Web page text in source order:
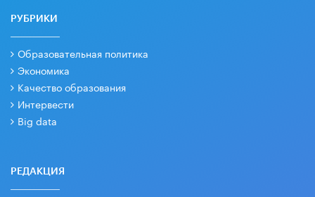
РУБРИКИ
Образовательная политика
Экономика
Качество образования
Интервести
Big data
РЕДАКЦИЯ